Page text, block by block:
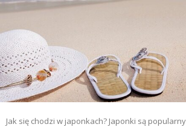
Jak się chodzi w japonkach? Japonki są